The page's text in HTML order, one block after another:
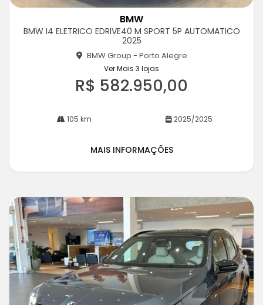
rtil
BMW
BMW I4 ELETRICO EDRIVE40 M SPORT 5P AUTOMATICO
2025
BMW Group - Porto Alegre
Ver Mais 3 lojas
R$ 582.950,00
105 km 2025/2025
MAIS INFORMAÇÕES